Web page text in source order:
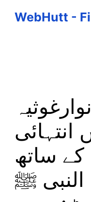
WebHutt -
انتہائی
ساتھ
ﷺ